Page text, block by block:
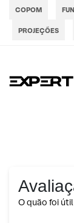
COPOM
PROJEÇÕES
O quão foi